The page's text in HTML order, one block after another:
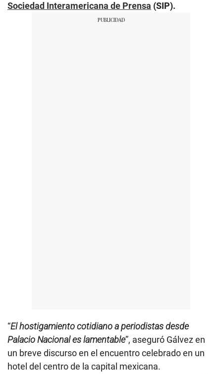
Sociedad Interamericana de Prensa (SIP).
“El hostigamiento cotidiano a periodistas desde
Palacio Nacional es lamentable”, aseguró Gálvez en
un breve discurso en el encuentro celebrado en un
hotel del centro de la capital mexicana.